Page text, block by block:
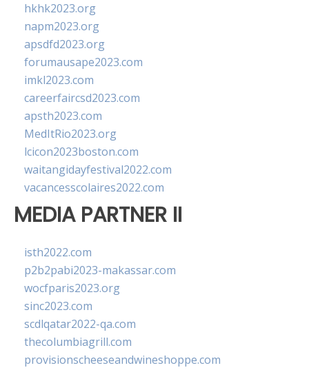
hkhk2023.org
napm2023.org
apsdfd2023.org
forumausape2023.com
imkl2023.com
careerfaircsd2023.com
apsth2023.com
MedItRio2023.org
lcicon2023boston.com
waitangidayfestival2022.com
vacancesscolaires2022.com
MEDIA PARTNER II
isth2022.com
p2b2pabi2023-makassar.com
wocfparis2023.org
sinc2023.com
scdlqatar2022-qa.com
thecolumbiagrill.com
provisionscheeseandwineshoppe.com